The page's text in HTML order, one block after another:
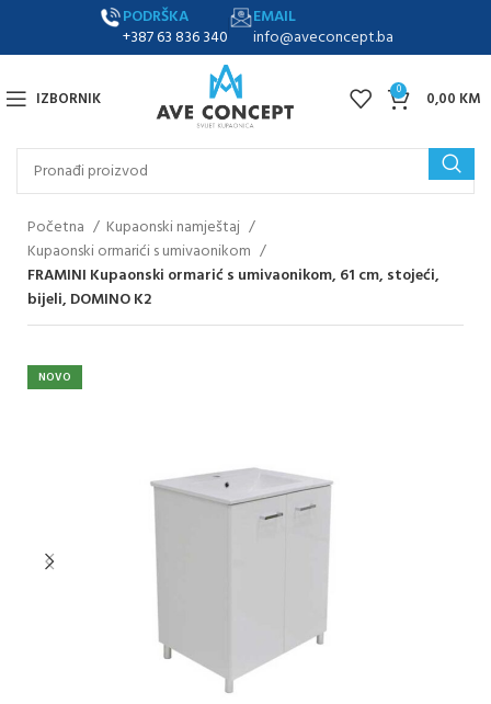
PODRŠKA
+387 63 836 340
EMAIL
info@aveconcept.ba
IZBORNIK 0 0,00 KM
Početna
Kupaonski namještaj
Kupaonski ormarići s umivaonikom
FRAMINI Kupaonski ormarić s umivaonikom, 61 cm, stojeći,
bijeli, DOMINO K2
NOVO